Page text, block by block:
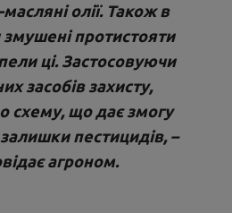
олії. Також в
змушені протистояти
ці. Застосовуючи
засобів захисту,
схему, що дає змогу
залишки пестицидів, –
агроном.